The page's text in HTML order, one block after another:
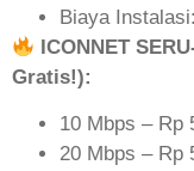
Biaya
ICONNET
Gratis!):
10 Mbps – Rp
20 Mbps – Rp